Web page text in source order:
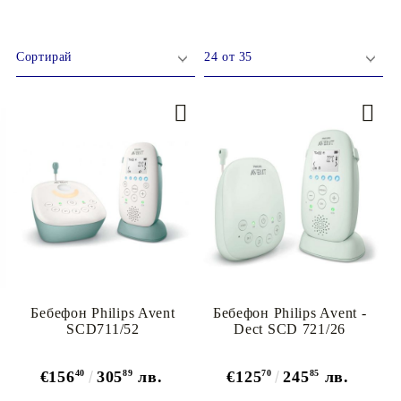
Препарати за съдове
Бебефон Philips Avent
SCD711/52
€15640 30589 лв.
Бебефон Philips Avent -
Dect SCD 721/26
€12570 24585 лв.